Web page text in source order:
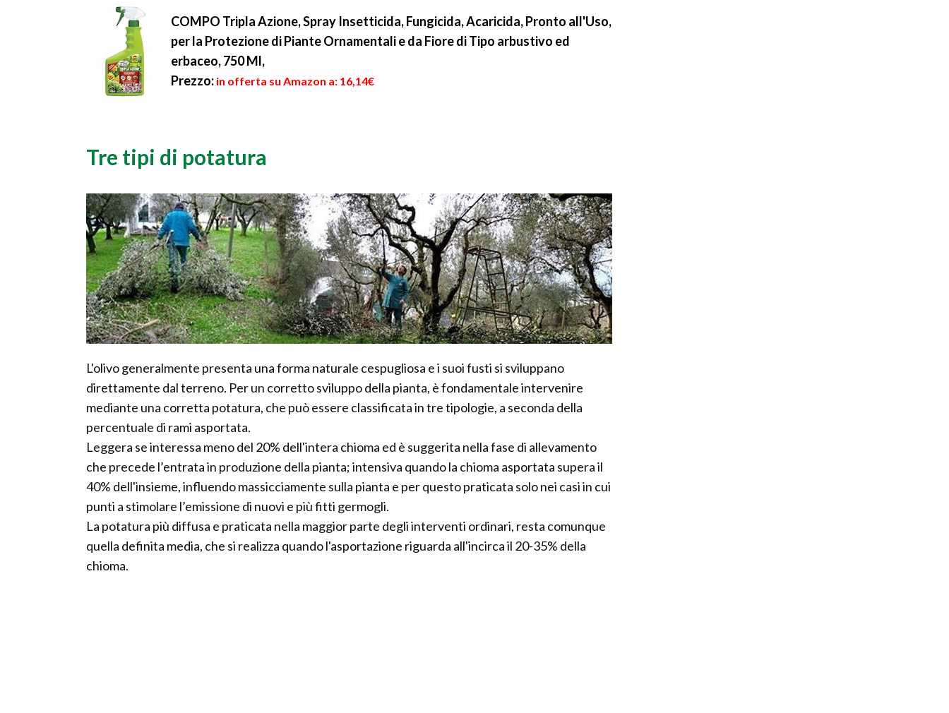
pieno di f...
COMPO Tripla Azione, Spray Insetticida, Fungicida, Acaricida, Pronto all'Uso,
per la Protezione di Piante Ornamentali e da Fiore di Tipo arbustivo ed
erbaceo, 750 Ml,
Prezzo: in offerta su Amazon a: 16,14€
Tre tipi di potatura
L'olivo generalmente presenta una forma naturale cespugliosa e i suoi fusti si sviluppano
direttamente dal terreno. Per un corretto sviluppo della pianta, è fondamentale intervenire
mediante una corretta potatura, che può essere classificata in tre tipologie, a seconda della
percentuale di rami asportata.
Leggera se interessa meno del 20% dell'intera chioma ed è suggerita nella fase di allevamento
che precede l’entrata in produzione della pianta; intensiva quando la chioma asportata supera il
40% dell'insieme, influendo massicciamente sulla pianta e per questo praticata solo nei casi in cui
punti a stimolare l’emissione di nuovi e più fitti germogli.
La potatura più diffusa e praticata nella maggior parte degli interventi ordinari, resta comunque
quella definita media, che si realizza quando l'asportazione riguarda all'incirca il 20-35% della
chioma.